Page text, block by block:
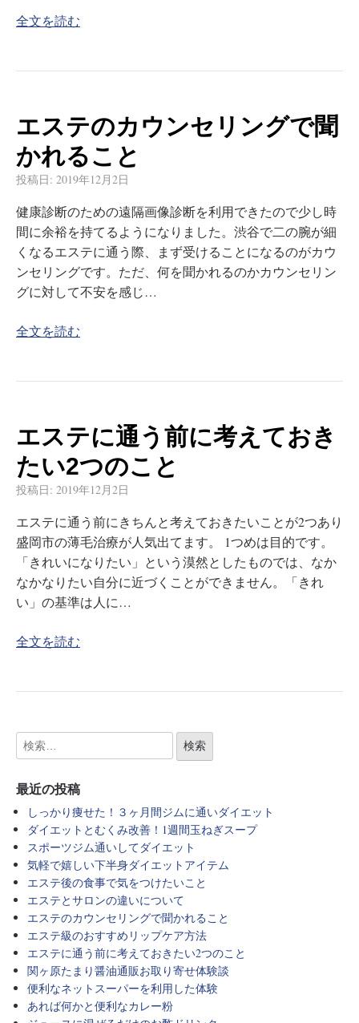
全文を読む
エステのカウンセリングで聞
かれること
投稿日: 2019年12月2日
健康診断のための遠隔画像診断を利用できたので少し時
間に余裕を持てるようになりました。渋谷で二の腕が細
くなるエステに通う際、まず受けることになるのがカウ
ンセリングです。ただ、何を聞かれるのかカウンセリン
グに対して不安を感じ…
全文を読む
エステに通う前に考えておき
たい2つのこと
投稿日: 2019年12月2日
エステに通う前にきちんと考えておきたいことが2つあり
盛岡市の薄毛治療が人気出てます。 1つめは目的です。
「きれいになりたい」という漠然としたものでは、なか
なかなりたい自分に近づくことができません。「きれ
い」の基準は人に…
全文を読む
最近の投稿
しっかり痩せた！３ヶ月間ジムに通いダイエット
ダイエットとむくみ改善！1週間玉ねぎスープ
スポーツジム通いしてダイエット
気軽で嬉しい下半身ダイエットアイテム
エステ後の食事で気をつけたいこと
エステとサロンの違いについて
エステのカウンセリングで聞かれること
エステ級のおすすめリップケア方法
エステに通う前に考えておきたい2つのこと
関ヶ原たまり醤油通販お取り寄せ体験談
便利なネットスーパーを利用した体験
あれば何かと便利なカレー粉